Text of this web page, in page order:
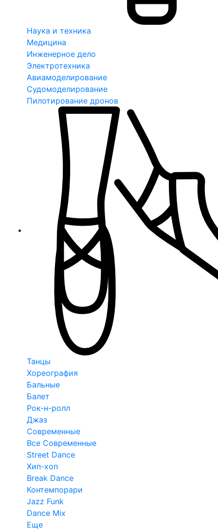
Наука и техника
Медицина
Инженерное дело
Электротехника
Авиамоделирование
Судомоделирование
Пилотирование дронов
Танцы
Хореография
Бальные
Балет
Рок-н-ролл
Джаз
Современные
Все Современные
Street Dance
Хип-хоп
Break Dance
Контемпорари
Jazz Funk
Dance Mix
Еще